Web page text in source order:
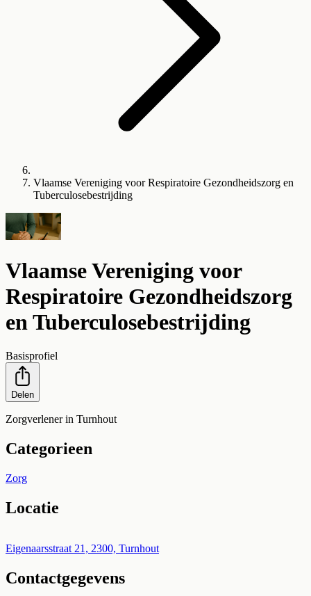
Vlaamse Vereniging voor Respiratoire Gezondheidszorg en
Tuberculosebestrijding
Vlaamse Vereniging voor
Respiratoire Gezondheidszorg
en Tuberculosebestrijding
Basisprofiel
Delen
Zorgverlener in Turnhout
Categorieen
Zorg
Locatie
+
−
Eigenaarsstraat 21, 2300, Turnhout
Contactgegevens